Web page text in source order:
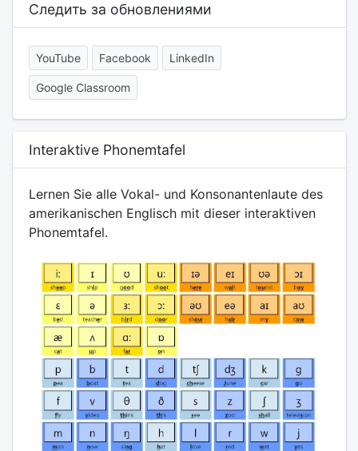
Следить за обновлениями
YouTube Facebook LinkedIn
Google Classroom
Interaktive Phonemtafel
Lernen Sie alle Vokal- und Konsonantenlaute des
amerikanischen Englisch mit dieser interaktiven
Phonemtafel.